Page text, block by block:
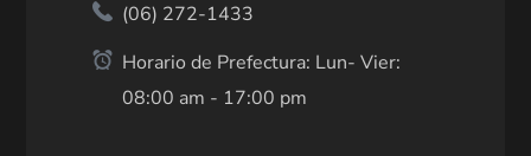
(06) 272-1433
Horario de Prefectura: Lun- Vier:
08:00 am - 17:00 pm